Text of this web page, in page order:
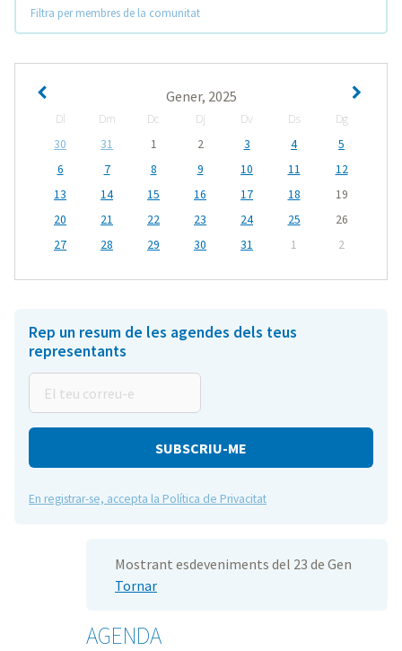
Filtra per membres de la comunitat
Gener, 2025
Dl Dm Dc Dj Dv Ds
Dg
30
31 1 2 3 4
5
6
7 8 9 10 11
12
13
14 15 16 17 18
19
20
21 22 23 24 25
26
27
28 29 30 31 1 2
Rep un resum de les agendes dels teus
representants
teu
correu-
En registrar-se, accepta la Política de Privacitat
Mostrant esdeveniments del 23 de Gen
Tornar
AGENDA